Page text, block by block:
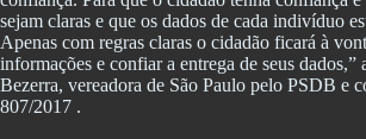
sejam claras e que os dados de cada indivíduo
Apenas com regras claras o cidadão ficará à
informações e confiar a entrega de seus dados,”
Bezerra, vereadora de São Paulo pelo PSDB e
807/2017 .